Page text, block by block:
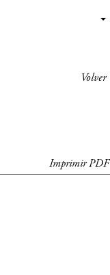
Volver
Imprimir PDF